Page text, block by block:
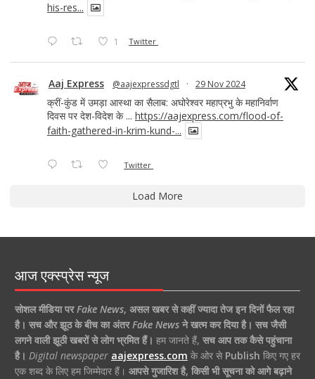
his-res...
1 Twitter
Aaj Express @aajexpressdgtl · 29 Nov 2024
क्रीं-कुंड में उमड़ा आस्था का सैलाब: अघोरेश्वर महाप्रभु के महानिर्वाण
दिवस पर देश-विदेश के ... https://aajexpress.com/flood-of-
faith-gathered-in-krim-kund-...
Twitter
Load More
आज एक्स्प्रेस न्यूज
सोशल मीडिया परFake News, असल खबर से कहीं ज्यादा तेज इन दिनों फैल रहा
है। सच और झूठ के बीच का अंतरFake Newsने खत्म कर दिया है। सच जैसी
लगने वाली झूठी खबरों से लोग भ्रमित हैं। हम जानते हैं, सच आप तक कैसे पहुंचाना
है। Digital newspaper aajexpress.com के ओर से Publish किए गए हर
एक शब्द के लिए हम जिम्मेदार हैं। आपसे गुजारिश है, किसी भी सूचना को आगे बढ़ाने